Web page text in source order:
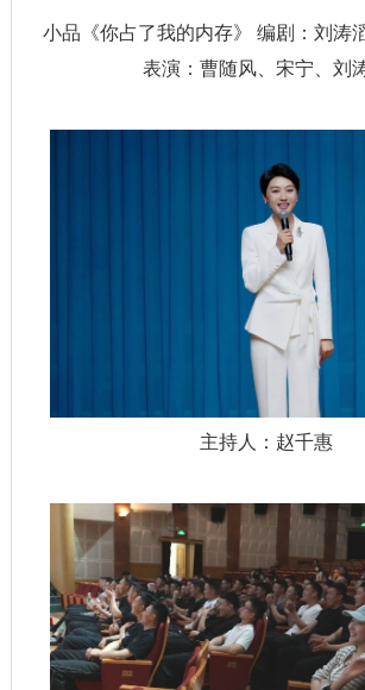
小品《你占了我的内存》 编剧：刘涛
表演：曹随风、宋宁、刘
主持人：赵千惠